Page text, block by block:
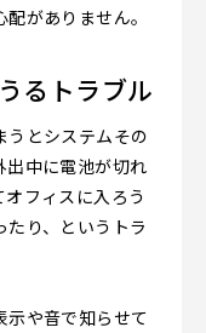
がありません。
るトラブル
うとシステムその
出中に電池が切れ
フィスに入ろう
り、というトラ
や音で知らせて